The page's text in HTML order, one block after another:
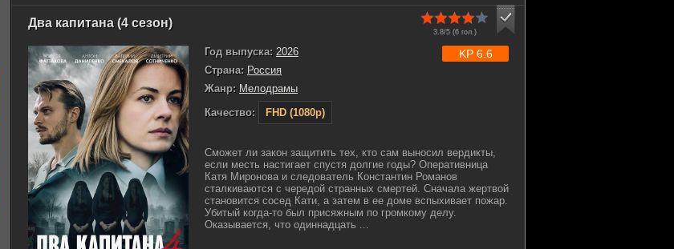
Два капитана (4 сезон)
3.8/5 (6гол.)
Год выпуска: 2026
Страна: Россия
Жанр: Мелодрамы
Качество:
FHD (1080p)
KP 6.6
Сможет ли закон защитить тех, кто сам выносил вердикты,
если месть настигает спустя долгие годы? Оперативница
Катя Миронова и следователь Константин Романов
сталкиваются с чередой странных смертей. Сначала жертвой
становится сосед Кати, а затем в ее доме вспыхивает пожар.
Убитый когда-то был присяжным по громкому делу.
Оказывается, что одиннадцать ...